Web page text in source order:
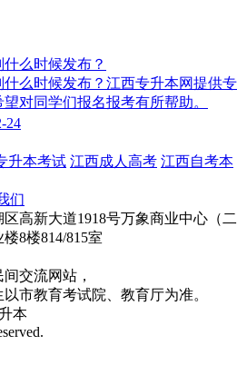
么时候发布？
什么时候发布？江西专升本网提供专
对同学们报名报考有所帮助。
24
升本考试 江西成人高考 江西自考本
们
高新大道1918号万象商业中心（二
8楼814/815室
交流网站，
市教育考试院、教育厅为准。
本